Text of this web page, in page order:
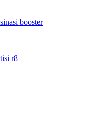
booster
r8